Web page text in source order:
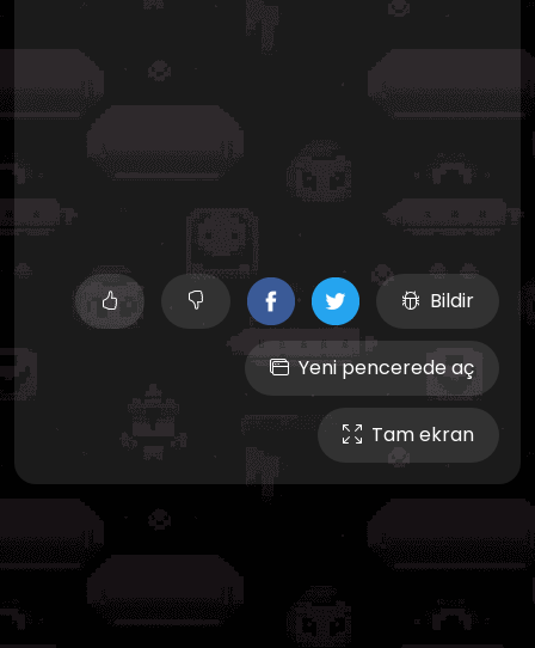
Bildir
Yeni pencerede aç
Tam ekran